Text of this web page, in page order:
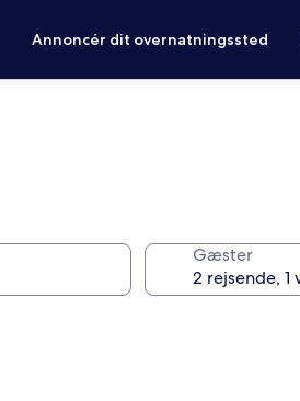
Annoncér dit overnatningssted
Gæster